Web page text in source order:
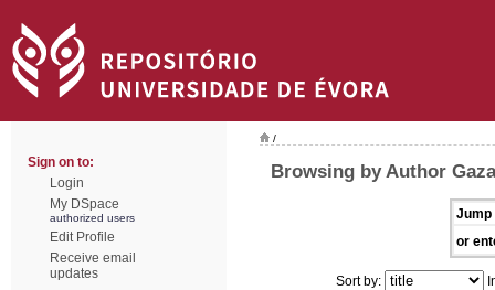
Sign on to:
Login
My DSpace
authorized users
Edit Profile
Receive email
updates
/
Browsing by Author
Jump
or
Sort by: